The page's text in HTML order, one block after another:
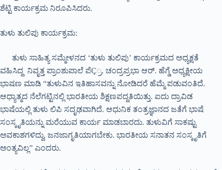
ಶೆಟ್ಟಿ ಕಾರ್ಯಕ್ರಮ ನಿರೂಪಿಸಿದರು.
ತುಳು ತುಲಿಪು ಕಾರ್ಯಕ್ರಮ:
ತುಳು ಸಾಹಿತ್ಯ ಸಮ್ಮೇಳನದ ‘ತುಳು ತುಲಿಪು’ ಕಾರ್ಯಕ್ರಮದ ಅಧ್ಯಕ್ಷತೆ
ವಹಿಸಿದ್ದ ನಿವೃತ್ತ ಪ್ರಾಂಶುಪಾಲೆ ಪೆÇ್ರ. ಚಂದ್ರಪ್ರಭಾ ಆರ್. ಹೆಗ್ಡೆ ಅಧ್ಯಕ್ಷೀಯ
ಭಾಷಣ ಮಾಡಿ “ತುಳುವಿನ ಇತಿಹಾಸವನ್ನು ನೋಡಿದರೆ ಹೆಮ್ಮೆ ಪಡುವಂತಿದೆ.
ಆಧ್ಯಾತ್ಮದ ನೆಲೆಗಟ್ಟಿನಲ್ಲಿ ಭಾರತೀಯ ಶಿಕ್ಷಣಪದ್ದತಿಯಿತ್ತು. ಐದು ದ್ರಾವಿಡ
ಭಾಷೆಯಲ್ಲಿ ತುಳು ಲಿಪಿ ಸದೃಢವಾಗಿದೆ. ಆಧುನಿಕ ತಂತ್ರಜ್ಞಾನದ ಜತೆಗೆ ಭಾಷೆ
ಸಂಸ್ಕೃತಿಯನ್ನು ಮರೆಯುವ ಕಾರ್ಯ ಮಾಡಬಾರದು. ತುಳುವಿಗೆ ಸಾಕಷ್ಟು
ಅವಕಾಶಗಳಿದ್ದು, ಜನಜಾಗೃತಿಯಾಗಬೇಕು. ಭಾರತೀಯ ಸನಾತನ ಸಂಸ್ಕೃತಿಗೆ
ಅಂತ್ಯವಿಲ್ಲ” ಎಂದರು.